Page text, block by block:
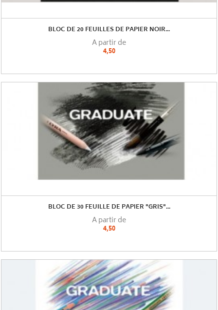
BLOC DE 20 FEUILLES DE PAPIER NOIR...
A partir de
4,50
BLOC DE 30 FEUILLE DE PAPIER "GRIS"...
A partir de
4,50